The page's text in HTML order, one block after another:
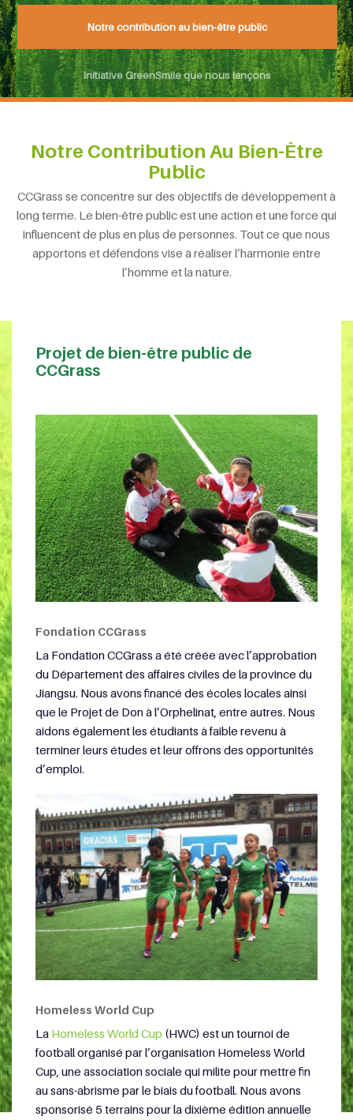
Notre contribution au bien-être public
Initiative GreenSmile que nous lançons
Notre Contribution Au Bien-Être
Public
CCGrass se concentre sur des objectifs de développement à
long terme. Le bien-être public est une action et une force qui
influencent de plus en plus de personnes. Tout ce que nous
apportons et défendons vise à réaliser l’harmonie entre
l’homme et la nature.
Projet de bien-être public de
CCGrass
Fondation CCGrass
La Fondation CCGrass a été créée avec l’approbation
du Département des affaires civiles de la province du
Jiangsu. Nous avons financé des écoles locales ainsi
que le Projet de Don à l’Orphelinat, entre autres. Nous
aidons également les étudiants à faible revenu à
terminer leurs études et leur offrons des opportunités
d’emploi.
Homeless World Cup
La Homeless World Cup (HWC) est un tournoi de
football organisé par l’organisation Homeless World
Cup, une association sociale qui milite pour mettre fin
au sans-abrisme par le biais du football. Nous avons
sponsorisé 5 terrains pour la dixième édition annuelle